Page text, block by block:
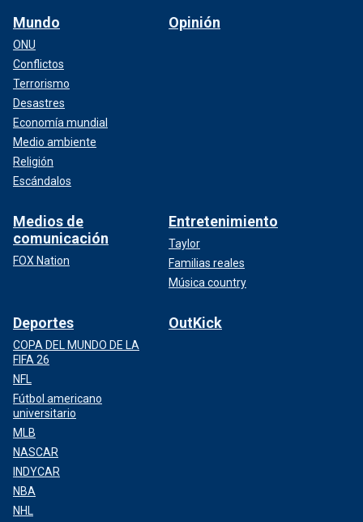
Mundo
ONU
Conflictos
Terrorismo
Desastres
Economía mundial
Medio ambiente
Religión
Escándalos
Opinión
Medios de
comunicación
FOX Nation
Entretenimiento
Taylor
Familias reales
Música country
Deportes
COPA DEL MUNDO DE LA
FIFA 26
NFL
Fútbol americano
universitario
MLB
NASCAR
INDYCAR
NBA
NHL
OutKick